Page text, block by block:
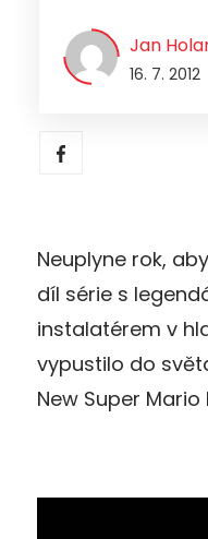
Jan
16. 7. 2012
Neuplyne rok,
díl série s
instalatérem v
vypustilo do
New Super Mario